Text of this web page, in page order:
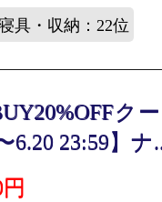
具・収納：22位
ク
6.20 23:59】ナ